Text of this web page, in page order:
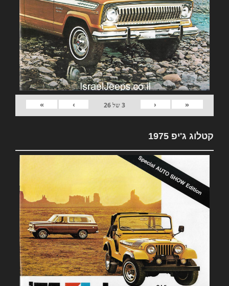
«
‹
3של26
›
»
קטלוג ג'יפ 1975